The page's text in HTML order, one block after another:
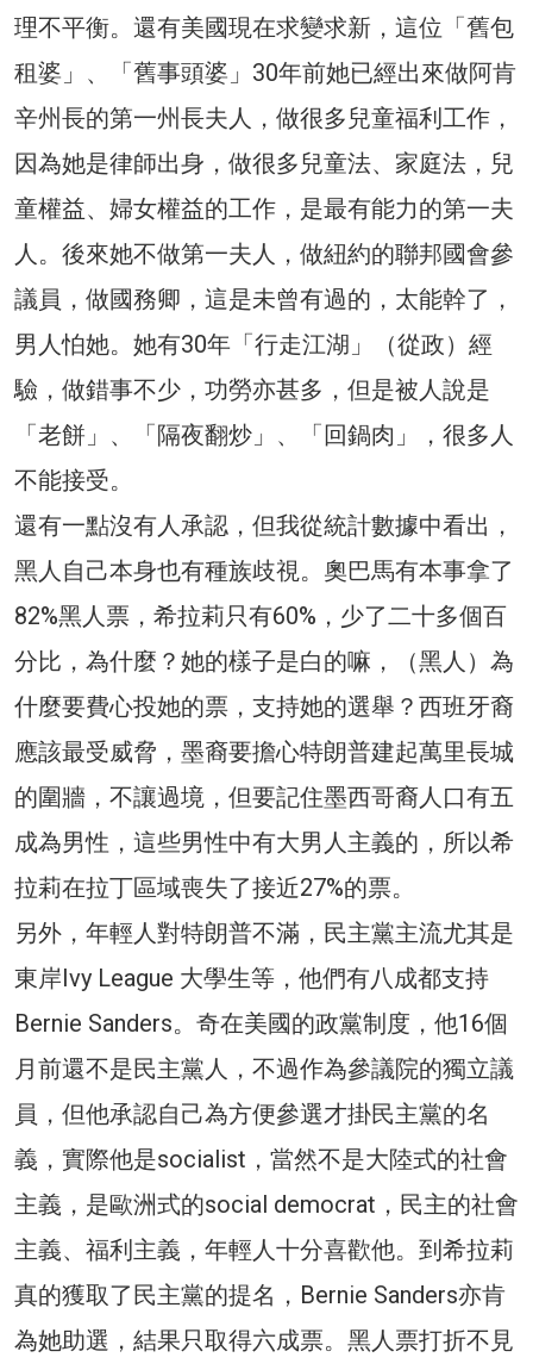
理不平衡。還有美國現在求變求新，這位「舊包
租婆」、「舊事頭婆」30年前她已經出來做阿肯
辛州長的第一州長夫人，做很多兒童福利工作，
因為她是律師出身，做很多兒童法、家庭法，兒
童權益、婦女權益的工作，是最有能力的第一夫
人。後來她不做第一夫人，做紐約的聯邦國會參
議員，做國務卿，這是未曾有過的，太能幹了，
男人怕她。她有30年「行走江湖」（從政）經
驗，做錯事不少，功勞亦甚多，但是被人說是
「老餅」、「隔夜翻炒」、「回鍋肉」，很多人
不能接受。
還有一點沒有人承認，但我從統計數據中看出，
黑人自己本身也有種族歧視。奧巴馬有本事拿了
82%黑人票，希拉莉只有60%，少了二十多個百
分比，為什麼？她的樣子是白的嘛，（黑人）為
什麼要費心投她的票，支持她的選舉？西班牙裔
應該最受威脅，墨裔要擔心特朗普建起萬里長城
的圍牆，不讓過境，但要記住墨西哥裔人口有五
成為男性，這些男性中有大男人主義的，所以希
拉莉在拉丁區域喪失了接近27%的票。
另外，年輕人對特朗普不滿，民主黨主流尤其是
東岸Ivy League 大學生等，他們有八成都支持
Bernie Sanders。奇在美國的政黨制度，他16個
月前還不是民主黨人，不過作為參議院的獨立議
員，但他承認自己為方便參選才掛民主黨的名
義，實際他是socialist，當然不是大陸式的社會
主義，是歐洲式的social democrat，民主的社會
主義、福利主義，年輕人十分喜歡他。到希拉莉
真的獲取了民主黨的提名，Bernie Sanders亦肯
為她助選，結果只取得六成票。黑人票打折不見